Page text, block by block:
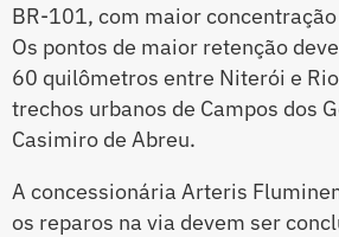
BR-101, com maior
Os pontos de maior retenção
60 quilômetros entre Niterói e
trechos urbanos de Campos dos
Casimiro de Abreu.
A concessionária Arteris
os reparos na via devem ser